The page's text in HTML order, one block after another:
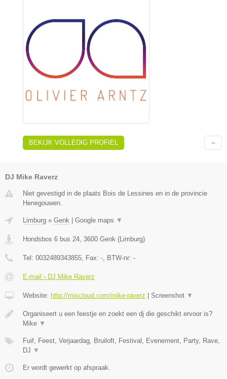
BEKIJK VOLLEDIG PROFIEL
DJ Mike Raverz
Niet gevestigd in de plaats Bois de Lessines en in de provincie
Henegouwen.
Limburg » Genk Google maps ▼
Hondsbos 6 bus 24 3600 Genk ( Limburg)
Tel: 0032489343855 , Fax: - , BTW-nr: -
E-mail › DJ Mike Raverz
Website: http://mixcloud.com/mike-raverz Screenshot ▼
Organiseert u een feestje en zoekt een dj die geschikt ervoor is?
Mike ▼
Fuif, Feest, Verjaardag, Bruiloft, Festival, Evenement, Party, Rave,
DJ ▼
Er wordt gewerkt op afspraak.